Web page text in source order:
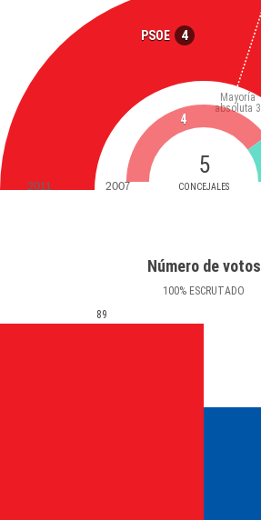
PSOE 4
5
CONCEJALES
Mayoría
absoluta 3
4
2011 2007
Número de votos
100% ESCRUTADO
89